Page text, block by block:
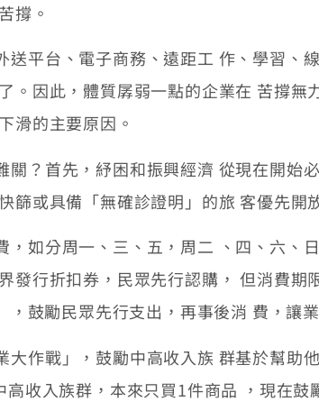
撐。
平台、電子商務、遠距工 作、學習、
。因此，體質孱弱一點的企業在 苦撐
滑的主要原因。
？首先，紓困和振興經濟 從現在開始
篩或具備「無確診證明」的旅 客優先開
如分周一、三、五，周二 、四、六、
發行折扣券，民眾先行認購， 但消費
鼓勵民眾先行支出，再事後消 費，讓
作戰」，鼓勵中高收入族 群基於幫助
收入族群，本來只買1件商品 ，現在